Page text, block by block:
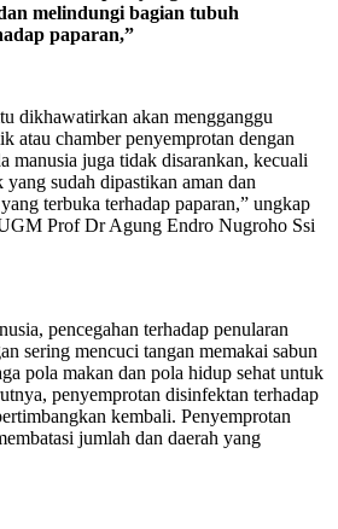
melindungi bagian tubuh
paparan,”
dikhawatirkan akan mengganggu
atau chamber penyemprotan dengan
manusia juga tidak disarankan, kecuali
sudah dipastikan aman dan
terbuka terhadap paparan,” ungkap
Prof Dr Agung Endro Nugroho Ssi
pencegahan terhadap penularan
sering mencuci tangan memakai sabun
pola makan dan pola hidup sehat untuk
penyemprotan disinfektan terhadap
kembali. Penyemprotan
jumlah dan daerah yang